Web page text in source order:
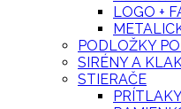
LOGO +
PODLOŽKY
SIRÉNY A
STIERAČE